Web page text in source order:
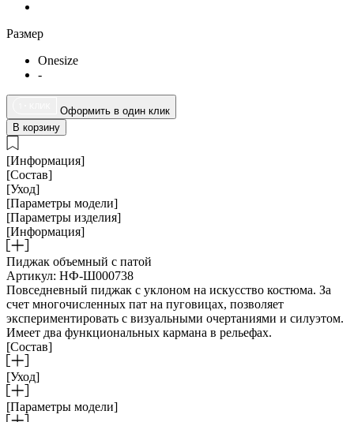
Размер
Onesize
-
Оформить в один клик
В корзину
[Информация]
[Состав]
[Уход]
[Параметры модели]
[Параметры изделия]
[Информация]
Пиджак объемный с патой
Артикул: НФ-Ш000738
Повседневный пиджак с уклоном на искусство костюма. За
счет многочисленных пат на пуговицах, позволяет
экспериментировать с визуальными очертаниями и силуэтом.
Имеет два функциональных кармана в рельефах.
[Состав]
[Уход]
[Параметры модели]